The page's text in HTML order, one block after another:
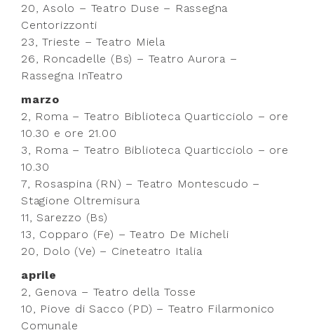
20, Asolo – Teatro Duse – Rassegna
Centorizzonti
23, Trieste – Teatro Miela
26, Roncadelle (Bs) – Teatro Aurora –
Rassegna InTeatro
marzo
2, Roma – Teatro Biblioteca Quarticciolo – ore
10.30 e ore 21.00
3, Roma – Teatro Biblioteca Quarticciolo – ore
10.30
7, Rosaspina (RN) – Teatro Montescudo –
Stagione Oltremisura
11, Sarezzo (Bs)
13, Copparo (Fe) – Teatro De Micheli
20, Dolo (Ve) – Cineteatro Italia
aprile
2, Genova – Teatro della Tosse
10, Piove di Sacco (PD) – Teatro Filarmonico
Comunale